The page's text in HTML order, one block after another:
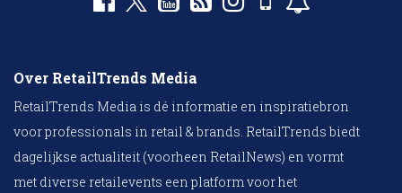
Over RetailTrends Media
RetailTrends Media is dé informatie en inspiratiebron
voor professionals in retail & brands. RetailTrends biedt
dagelijkse actualiteit (voorheen RetailNews) en vormt
met diverse retailevents een platform voor het